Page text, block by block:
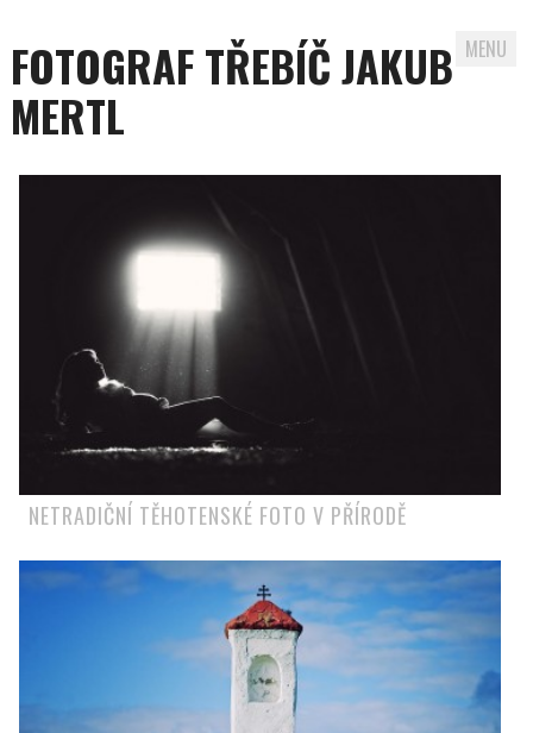
FOTOGRAF TŘEBÍČ JAKUB
MERTL
MENU
Skip to content
NETRADIČNÍ TĚHOTENSKÉ FOTO V PŘÍRODĚ